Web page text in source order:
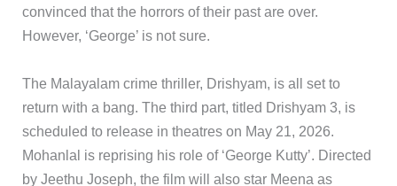
convinced that the horrors of their past are over.
However, ‘George’ is not sure.
​The Malayalam crime thriller, Drishyam, is all set to
return with a bang. The third part, titled Drishyam 3, is
scheduled to release in theatres on May 21, 2026.
Mohanlal is reprising his role of ‘George Kutty’. Directed
by Jeethu Joseph, the film will also star Meena as